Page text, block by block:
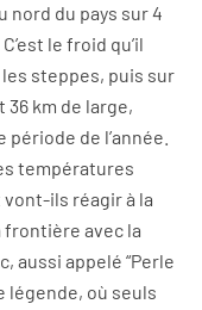
nord du pays sur 4
le froid qu’il
steppes, puis sur
36 km de large,
de l’année.
températures
ils réagir à la
frontière avec la
aussi appelé “Perle
légende, où seuls